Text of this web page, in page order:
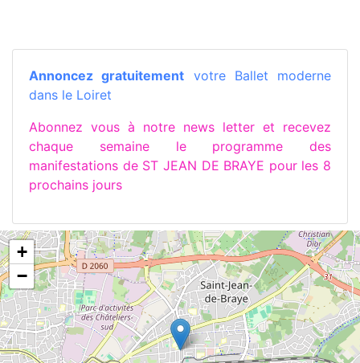
Annoncez gratuitement votre Ballet moderne
dans le Loiret
Abonnez vous à notre news letter et recevez
chaque semaine le programme des
manifestations de ST JEAN DE BRAYE pour les 8
prochains jours
+
−